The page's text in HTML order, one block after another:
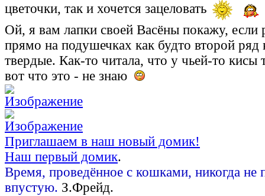
цветочки, так и хочется зацеловать
Ой, я вам лапки своей Васёны покажу, если
прямо на подушечках как будто второй ряд
твердые. Как-то читала, что у чьей-то кисы
вот что это - не знаю
Приглашаем в наш новый домик!
Наш первый домик.
Время, проведённое с кошками, никогда не
впустую. З.Фрейд.